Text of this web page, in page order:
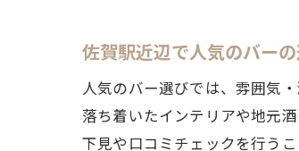
佐賀駅近辺で人気のバー
人気のバー選びでは、雰囲気
落ち着いたインテリアや地元
下見や口コミチェックを行う